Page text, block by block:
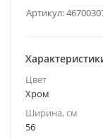
Артикул:
Цвет
Хром
Ширина, см
56